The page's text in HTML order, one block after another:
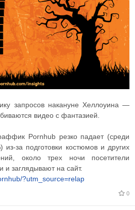
запросов накануне Хеллоуина —
видео с фантазией.
Pornhub резко падает (среди
за подготовки костюмов и других
около трех ночи посетители
и заглядывают на сайт.
?utm_source=relap
0